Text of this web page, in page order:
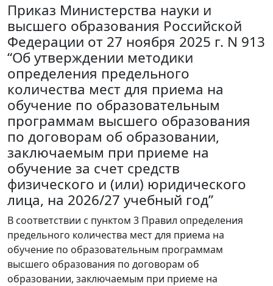
Приказ Министерства науки и
высшего образования Российской
Федерации от 27 ноября 2025 г. N 913
“Об утверждении методики
определения предельного
количества мест для приема на
обучение по образовательным
программам высшего образования
по договорам об образовании,
заключаемым при приеме на
обучение за счет средств
физического и (или) юридического
лица, на 2026/27 учебный год”
В соответствии с пунктом 3 Правил определения
предельного количества мест для приема на
обучение по образовательным программам
высшего образования по договорам об
образовании, заключаемым при приеме на